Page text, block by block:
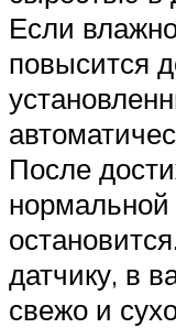
Если
повысится
После
нормальной
датчику, в
свежо и